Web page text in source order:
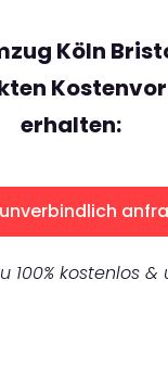
Köln
erhalten:
100% kostenlos